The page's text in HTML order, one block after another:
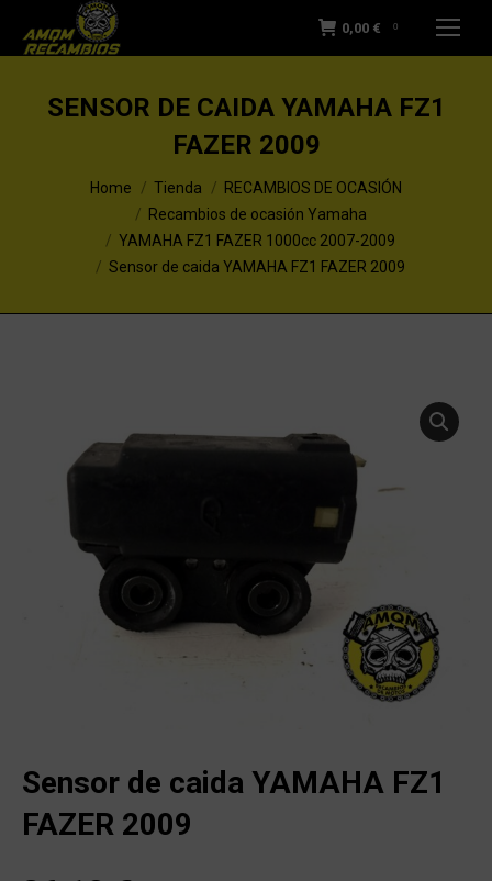
0,00 € 0
SENSOR DE CAIDA YAMAHA FZ1
FAZER 2009
You are here:Home Tienda
RECAMBIOS DE OCASIÓN
Recambios de ocasión Yamaha
YAMAHA FZ1 FAZER 1000cc 2007-2009
Sensor de caida YAMAHA FZ1 FAZER 2009
Sensor de caida YAMAHA FZ1
FAZER 2009